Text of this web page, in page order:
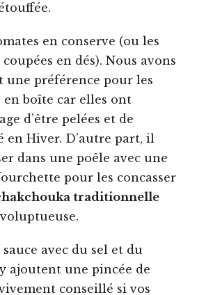
en conserve (ou les
en dés). Nous avons
une préférence pour les
en boîte car elles ont
d’être pelées et de
Hiver. D’autre part, il
dans une poêle avec une
pour les concasser
traditionnelle
sauce avec du sel et du
ajoutent une pincée de
conseillé si vos